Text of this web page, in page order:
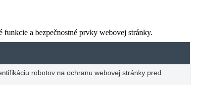
a bezpečnostné prvky webovej stránky.
robotov na ochranu webovej stránky pred